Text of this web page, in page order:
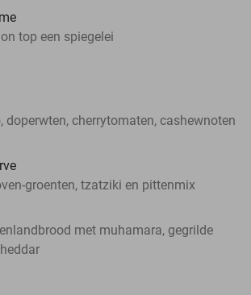
top een spiegelei
doperwten, cherrytomaten, cashewnoten
groenten, tzatziki en pittenmix
met muhamara, gegrilde